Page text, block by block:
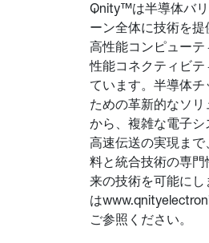
Qnity™は半導体バ
ーン全体に技術を提
高性能コンピューテ
性能コネクティビテ
ています。半導体チ
ための革新的なソリ
から、複雑な電子シ
高速伝送の実現まで
料と統合技術の専門
来の技術を可能にし
は
ご参照ください。